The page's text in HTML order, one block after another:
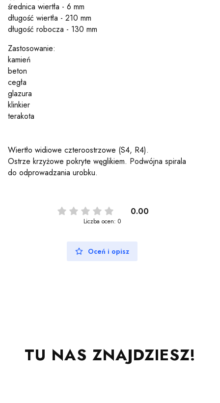
średnica wiertła - 6 mm
długość wiertła - 210 mm
długość robocza - 130 mm
Zastosowanie:
kamień
beton
cegła
glazura
klinkier
terakota
Wiertło widiowe czteroostrzowe (S4, R4).
Ostrze krzyżowe pokryte węglikiem. Podwójna spirala
do odprowadzania urobku.
0.00
Liczba ocen: 0
Oceń i opisz
TU NAS ZNAJDZIESZ!